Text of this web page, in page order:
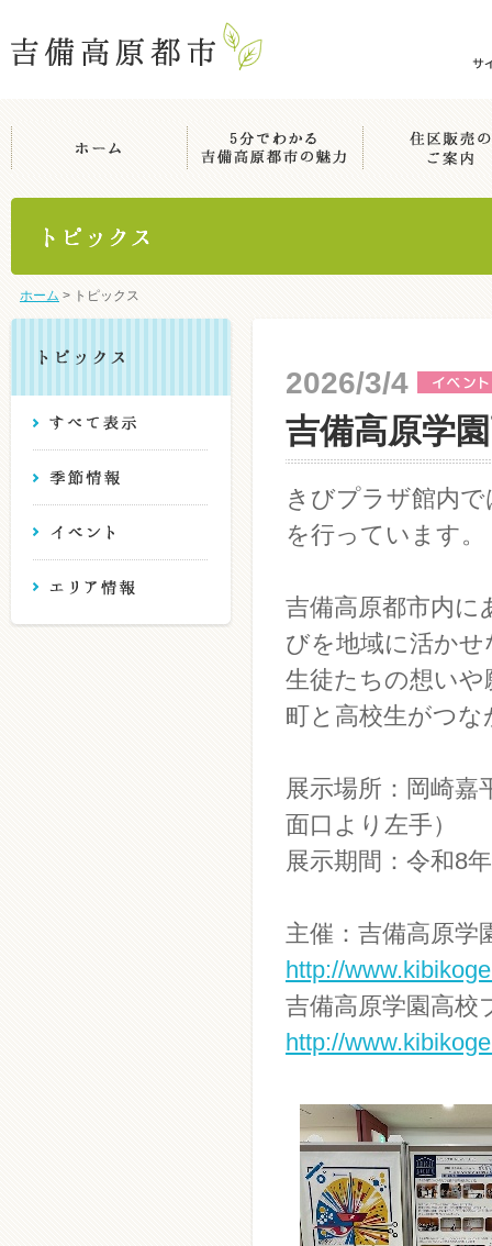
ホーム > トピックス
2026/3/4
吉備高原学
きびプラザ館内
を行っています。
吉備高原都市内に
びを地域に活か
生徒たちの想い
町と高校生がつ
展示場所：岡崎嘉
面口より左手）
展示期間：令和8
主催：吉備高原学
http://
吉備高原学園高校
http://